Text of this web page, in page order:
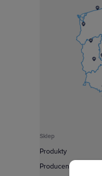
Sklep
Produkty
Producenci